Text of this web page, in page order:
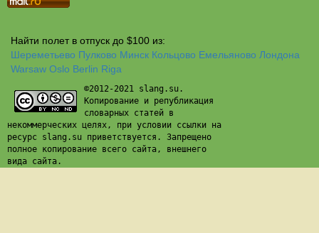
Найти полет в отпуск до $100 из:
Шереметьево Пулково Минск Кольцово Емельяново Лондона
Warsaw Oslo Berlin Riga
©2012-2021 slang.su.
Копирование и републикация
словарных статей в
некоммерческих целях, при условии ссылки на
ресурс slang.su приветствуется. Запрещено
полное копирование всего сайта, внешнего
вида сайта.